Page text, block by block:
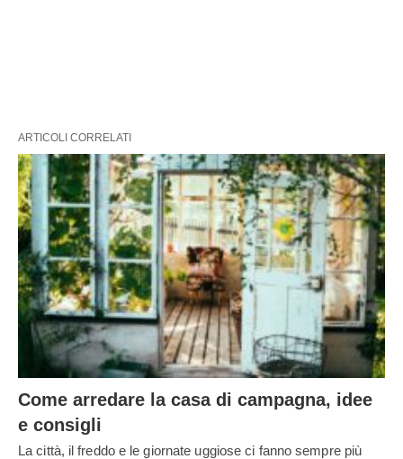
ARTICOLI CORRELATI
Come arredare la casa di campagna, idee
e consigli
La città, il freddo e le giornate uggiose ci fanno sempre più